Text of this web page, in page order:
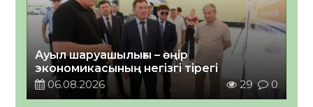
Ауыл шаруашылығы – өңір
экономикасының негізгі тірегі
06.08.2026
29 0